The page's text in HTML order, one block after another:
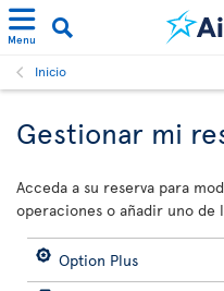
Menu
Inicio
Gestionar mi
Acceda a su reserva para
operaciones o añadir uno de
Option Plus